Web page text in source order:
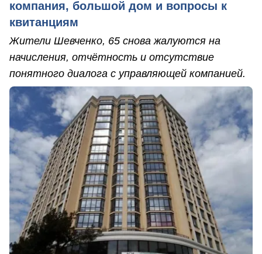
компания, большой дом и вопросы к
квитанциям
Жители Шевченко, 65 снова жалуются на
начисления, отчётность и отсутствие
понятного диалога с управляющей компанией.